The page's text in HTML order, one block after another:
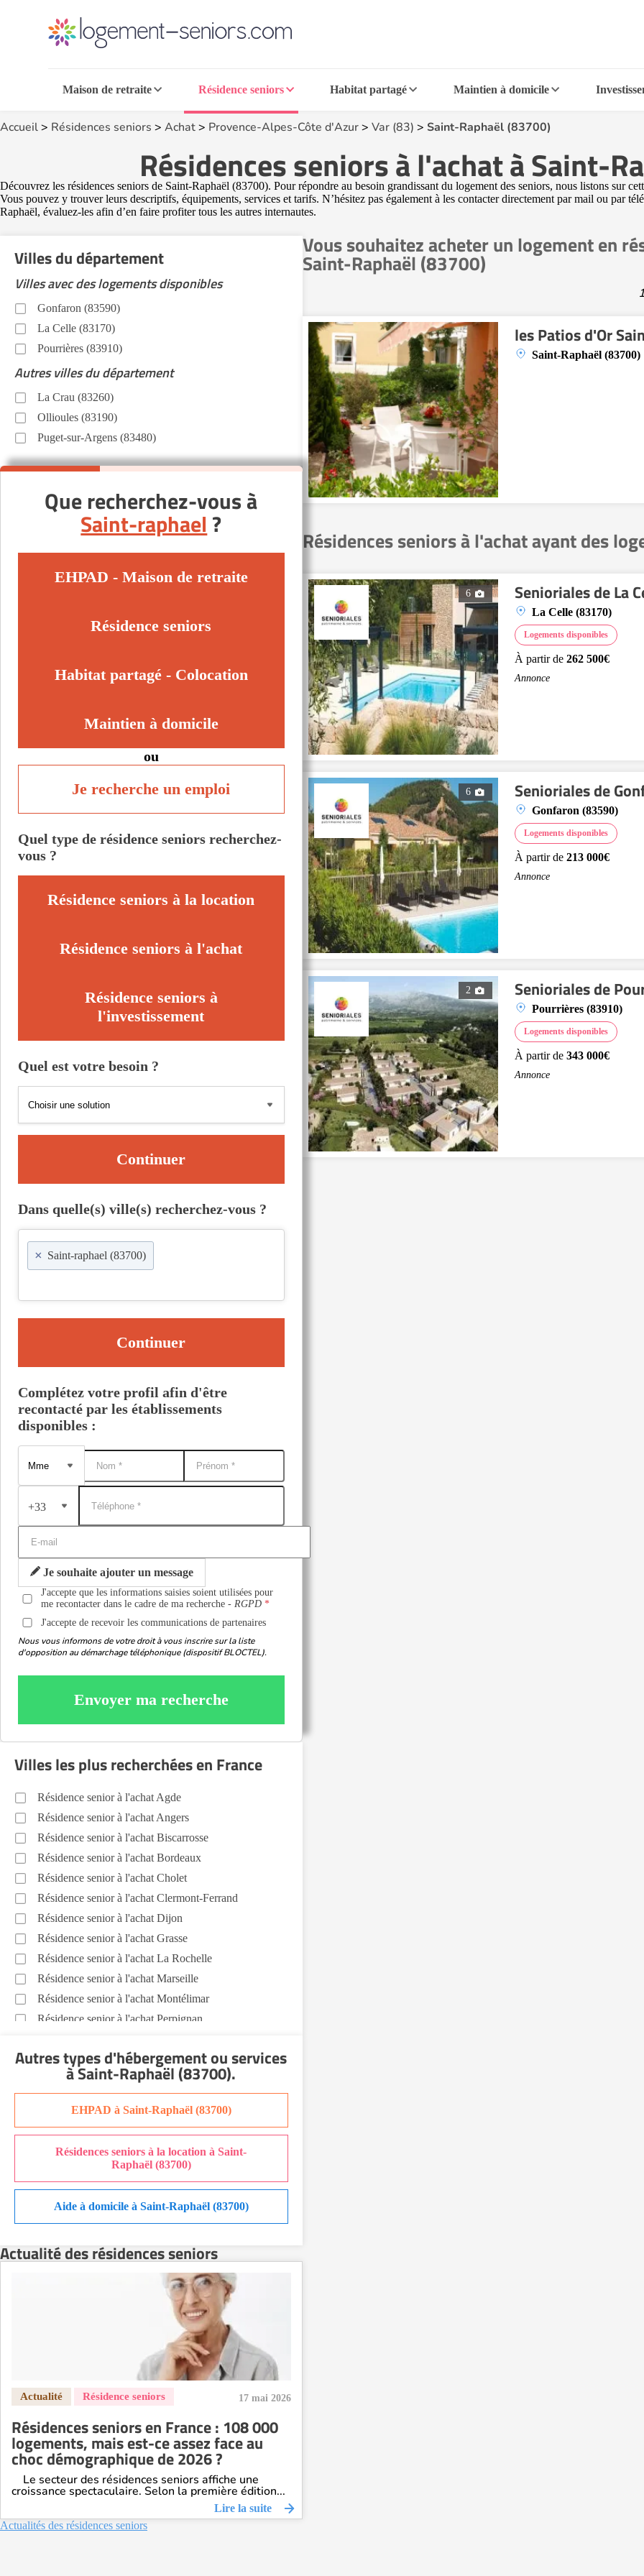
Maison de retraite Résidence seniors Habitat partagé Maintien à domicile
Accueil> Résidences seniors > Achat> Provence-Alpes-Côte d'Azur> Var (83) > Saint-Raphaël (83700)
Résidences seniors à l'achat à Saint-
Découvrez les résidences seniors de Saint-Raphaël (83700). Pour répondre au besoin grandissant du logement des seniors, nous listons sur
Vous pouvez y trouver leurs descriptifs, équipements, services et tarifs. N’hésitez pas également à les contacter directement par mail ou par
Raphaël, évaluez-les afin d’en faire profiter tous les autres internautes.
Vous souhaitez acheter un logement en
Saint-Raphaël (83700)
les Patios d'Or
Saint-Raphaël (83700)
Résidences seniors à l'achat ayant des
6 Senioriales de La
La Celle (83170)
Logements disponibles
À partir de 262 500€
Annonce
6 Senioriales de
Gonfaron (83590)
Logements disponibles
À partir de 213 000€
Annonce
2 Senioriales de
Pourrières (83910)
Logements disponibles
À partir de 343 000€
Annonce
Villes du département
Villes avec des logements disponibles
Gonfaron (83590)
La Celle (83170)
Pourrières (83910)
Autres villes du département
La Crau (83260)
Ollioules (83190)
Puget-sur-Argens (83480)
Que recherchez-vous à
Saint-raphael ?
EHPAD - Maison de retraite
Résidence seniors
Habitat partagé - Colocation
Maintien à domicile
ou
Je recherche un emploi
Quel type de résidence seniors recherchez-
vous ?
Résidence seniors à la location
Résidence seniors à l'achat
Résidence seniors à
l'investissement
Quel est votre besoin ?
Continuer
Dans quelle(s) ville(s) recherchez-vous ?
× Saint-raphael (83700)
Continuer
Complétez votre profil afin d'être
recontacté par les établissements
disponibles :
+33
Je souhaite ajouter un message
J'accepte que les informations saisies soient utilisées pour
me recontacter dans le cadre de ma recherche -RGPD
J'accepte de recevoir les communications de partenaires
Nous vous informons de votre droit à vous inscrire sur la liste
d'opposition au démarchage téléphonique (dispositif BLOCTEL).
Envoyer ma recherche
Villes les plus recherchées en France
Résidence senior à l'achat Agde
Résidence senior à l'achat Angers
Résidence senior à l'achat Biscarrosse
Résidence senior à l'achat Bordeaux
Résidence senior à l'achat Cholet
Résidence senior à l'achat Clermont-Ferrand
Résidence senior à l'achat Dijon
Résidence senior à l'achat Grasse
Résidence senior à l'achat La Rochelle
Résidence senior à l'achat Marseille
Résidence senior à l'achat Montélimar
Résidence senior à l'achat Perpignan
Résidence senior à l'achat Sainte-Marie
Recherche par ville
Autres types d'hébergement ou services
à Saint-Raphaël (83700).
EHPAD à Saint-Raphaël (83700)
Résidences seniors à la location à Saint-
Raphaël (83700)
Aide à domicile à Saint-Raphaël (83700)
Actualité des résidences seniors
17 mai 2026
Résidences seniors en France : 108 000
logements, mais est-ce assez face au
choc démographique de 2026 ?
Le secteur des résidences seniors affiche une
croissance spectaculaire. Selon la première édition...
Lire la suite
Actualités des résidences seniors